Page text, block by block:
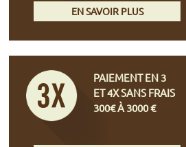
EN SAVOIR PLUS
PAIEMENT EN 3
ET 4X SANS FRAIS
300€ À 3000 €